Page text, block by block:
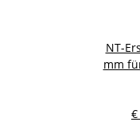
NT-
mm